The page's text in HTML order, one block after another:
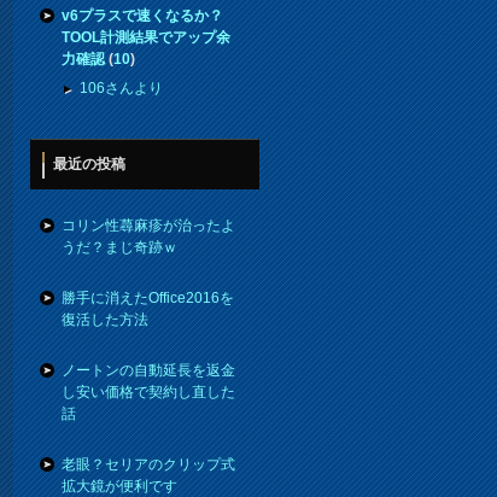
v6プラスで速くなるか？
TOOL計測結果でアップ余
力確認(10)
106さんより
最近の投稿
コリン性蕁麻疹が治ったよ
うだ？まじ奇跡ｗ
勝手に消えたOffice2016を
復活した方法
ノートンの自動延長を返金
し安い価格で契約し直した
話
老眼？セリアのクリップ式
拡大鏡が便利です